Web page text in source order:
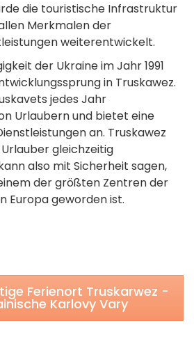
die touristische Infrastruktur
Merkmalen der
weiterentwickelt.
der Ukraine im Jahr 1991
in Truskawez.
jedes Jahr
Urlaubern und bietet eine
an. Truskawez
gleichzeitig
also mit Sicherheit sagen,
der größten Zentren der
Europa geworden ist.
Ferienort Truskarwez -
Karlovy Vary